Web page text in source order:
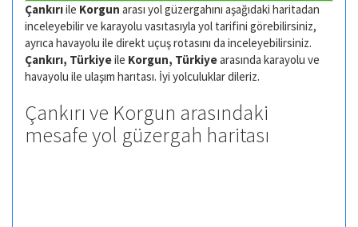
Çankırıile Korgun arası yol güzergahını aşağıdaki haritadan
inceleyebilir ve karayolu vasıtasıyla yol tarifini görebilirsiniz,
ayrıca havayolu ile direkt uçuş rotasını da inceleyebilirsiniz.
Çankırı, Türkiyeile Korgun, Türkiyearasında karayolu ve
havayolu ile ulaşım harıtası. İyi yolculuklar dileriz.
Çankırı ve Korgun arasındaki
mesafe yol güzergah haritası